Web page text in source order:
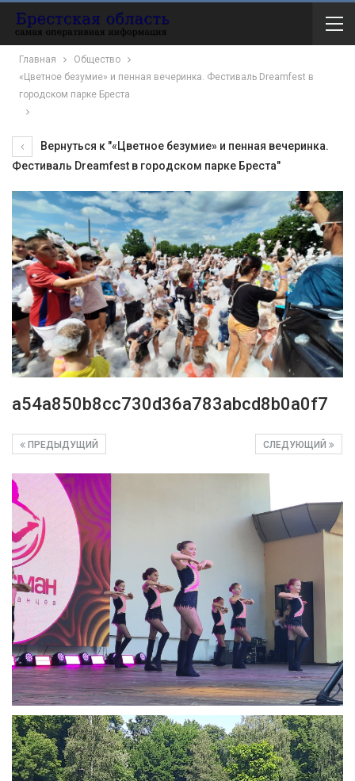
Главная
Общество
«Цветное безумие» и пенная вечеринка. Фестиваль Dreamfest в
городском парке Бреста
Вернуться к "«Цветное безумие» и пенная вечеринка.
Фестиваль Dreamfest в городском парке Бреста"
a54a850b8cc730d36a783abcd8b0a0f7
СЛЕДУЮЩИЙ
ПРЕДЫДУЩИЙ